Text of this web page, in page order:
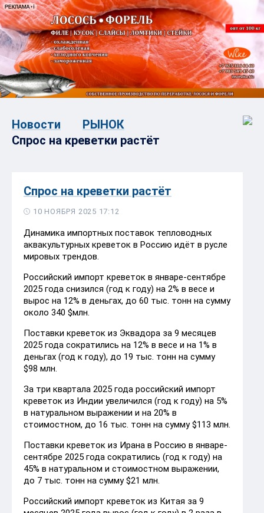
Новости
РЫНОК
Спрос на креветки растёт
Спрос на креветки растёт
10 НОЯБРЯ 2025 17:12
Динамика импортных поставок тепловодных
аквакультурных креветок в Россию идёт в русле
мировых трендов.
Российский импорт креветок в январе-сентябре
2025 года снизился (год к году) на 2% в весе и
вырос на 12% в деньгах, до 60 тыс. тонн на сумму
около 340 $млн.
Поставки креветок из Эквадора за 9 месяцев
2025 года сократились на 12% в весе и на 1% в
деньгах (год к году), до 19 тыс. тонн на сумму
$98 млн.
За три квартала 2025 года российский импорт
креветок из Индии увеличился (год к году) на 5%
в натуральном выражении и на 20% в
стоимостном, до 16 тыс. тонн на сумму $113 млн.
Поставки креветок из Ирана в Россию в январе-
сентябре 2025 года сократились (год к году) на
45% в натуральном и стоимостном выражении,
до 7 тыс. тонн на сумму $21 млн.
Российский импорт креветок из Китая за 9